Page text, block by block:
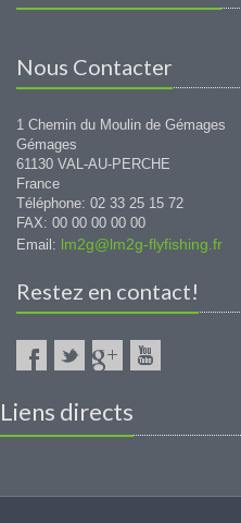
Nous Contacter
1 Chemin du Moulin de Gémages
Gémages
61130 VAL-AU-PERCHE
France
Téléphone: 02 33 25 15 72
FAX: 00 00 00 00 00
Email: lm2g@lm2g-flyfishing.fr
Restez en contact!
Liens directs